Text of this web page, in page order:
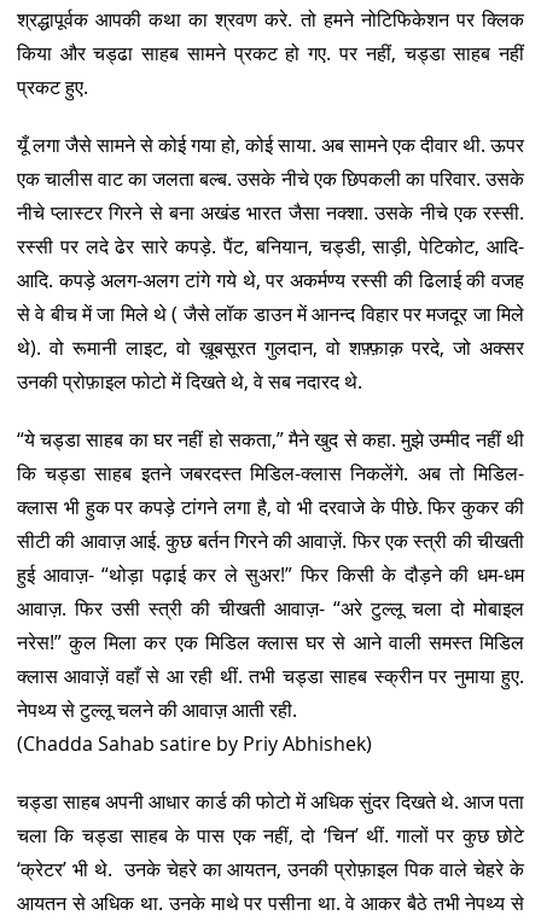
श्रद्धापूर्वक आपकी कथा का श्रवण करे. तो हमने नोटिफिकेशन पर क्लिक
किया और चड्ढा साहब सामने प्रकट हो गए. पर नहीं, चड्डा साहब नहीं
प्रकट हुए.
यूँ लगा जैसे सामने से कोई गया हो, कोई साया. अब सामने एक दीवार थी. ऊपर
एक चालीस वाट का जलता बल्ब. उसके नीचे एक छिपकली का परिवार. उसके
नीचे प्लास्टर गिरने से बना अखंड भारत जैसा नक्शा. उसके नीचे एक रस्सी.
रस्सी पर लदे ढेर सारे कपड़े. पैंट, बनियान, चड्डी, साड़ी, पेटिकोट, आदि-
आदि. कपड़े अलग-अलग टांगे गये थे, पर अकर्मण्य रस्सी की ढिलाई की वजह
से वे बीच में जा मिले थे ( जैसे लॉक डाउन में आनन्द विहार पर मजदूर जा मिले
थे). वो रूमानी लाइट, वो ख़ूबसूरत गुलदान, वो शफ़्फ़ाक़ परदे, जो अक्सर
उनकी प्रोफ़ाइल फोटो में दिखते थे, वे सब नदारद थे.
“ये चड्डा साहब का घर नहीं हो सकता,” मैने खुद से कहा. मुझे उम्मीद नहीं थी
कि चड्डा साहब इतने जबरदस्त मिडिल-क्लास निकलेंगे. अब तो मिडिल-
क्लास भी हुक पर कपड़े टांगने लगा है, वो भी दरवाजे के पीछे. फिर कुकर की
सीटी की आवाज़ आई. कुछ बर्तन गिरने की आवाज़ें. फिर एक स्त्री की चीखती
हुई आवाज़- “थोड़ा पढ़ाई कर ले सुअर!” फिर किसी के दौड़ने की धम-धम
आवाज़. फिर उसी स्त्री की चीखती आवाज़- “अरे टुल्लू चला दो मोबाइल
नरेस!” कुल मिला कर एक मिडिल क्लास घर से आने वाली समस्त मिडिल
क्लास आवाज़ें वहाँ से आ रही थीं. तभी चड्डा साहब स्क्रीन पर नुमाया हुए.
नेपथ्य से टुल्लू चलने की आवाज़ आती रही.
(Chadda Sahab satire by Priy Abhishek)
चड्डा साहब अपनी आधार कार्ड की फोटो में अधिक सुंदर दिखते थे. आज पता
चला कि चड्डा साहब के पास एक नहीं, दो ‘चिन’ थीं. गालों पर कुछ छोटे
‘क्रेटर’ भी थे. उनके चेहरे का आयतन, उनकी प्रोफ़ाइल पिक वाले चेहरे के
आयतन से अधिक था. उनके माथे पर पसीना था. वे आकर बैठे तभी नेपथ्य से